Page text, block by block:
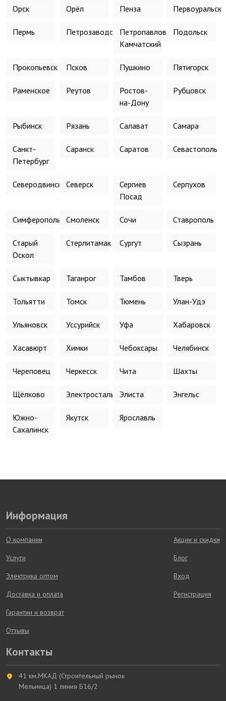
Орск Орёл Пенза Первоуральск
Пермь Петрозаводск
Петропавловск-
Камчатский
Подольск
Прокопьевск Псков Пушкино Пятигорск
Раменское Реутов
Ростов-
на-Дону
Рубцовск
Рыбинск Рязань Салават Самара
Санкт-
Петербург
Саранск Саратов Севастополь
Северодвинск Северск
Сергиев
Посад
Серпухов
Симферополь Смоленск Сочи Ставрополь
Старый
Оскол
Стерлитамак Сургут Сызрань
Сыктывкар Таганрог Тамбов Тверь
Тольятти Томск Тюмень Улан-Удэ
Ульяновск Уссурийск Уфа Хабаровск
Хасавюрт Химки Чебоксары Челябинск
Череповец Черкесск Чита Шахты
Щёлково Электросталь Элиста Энгельс
Южно-
Сахалинск
Якутск Ярославль
Контакты
41 км.МКАД (Строительный рынок
Мельница) 1 линия Б16/2
Информация
О компании
Услуги
Электрика оптом
Доставка и оплата
Гарантии и возврат
Отзывы
Акции и скидки
Блог
Вход
Регистрация